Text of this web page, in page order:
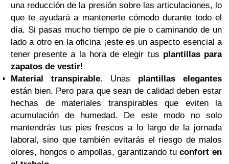
una reducción de la presión sobre las articulaciones, lo
que te ayudará a mantenerte cómodo durante todo el
día. Si pasas mucho tiempo de pie o caminando de un
lado a otro en la oficina ¡este es un aspecto esencial a
tener presente a la hora de elegir tus plantillas para
zapatos de vestir!
Material transpirable. Unas plantillas elegantes
están bien. Pero para que sean de calidad deben estar
hechas de materiales transpirables que eviten la
acumulación de humedad. De este modo no solo
mantendrás tus pies frescos a lo largo de la jornada
laboral, sino que también evitarás el riesgo de malos
olores, hongos o ampollas, garantizando tuconfort en